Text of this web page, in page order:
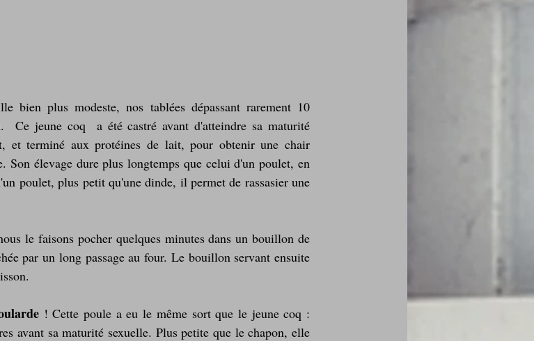
bien plus modeste, nos tablées dépassant rarement 10
.  Ce jeune coq  a été castré avant d'atteindre sa maturité
et terminé aux protéines de lait, pour obtenir une chair
Son élevage dure plus longtemps que celui d'un poulet, en
poulet, plus petit qu'une dinde, il permet de rassasier une
le faisons pocher quelques minutes dans un bouillon de
par un long passage au four. Le bouillon servant ensuite
! Cette poule a eu le même sort que le jeune coq :
avant sa maturité sexuelle. Plus petite que le chapon, elle